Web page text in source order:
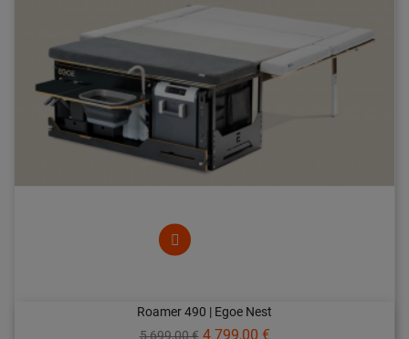
Roamer 490 | Egoe Nest
Prix
5 699,00 € Prix
4 799,00 €